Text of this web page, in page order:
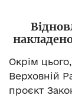
Окрім
Верховній
проєкт